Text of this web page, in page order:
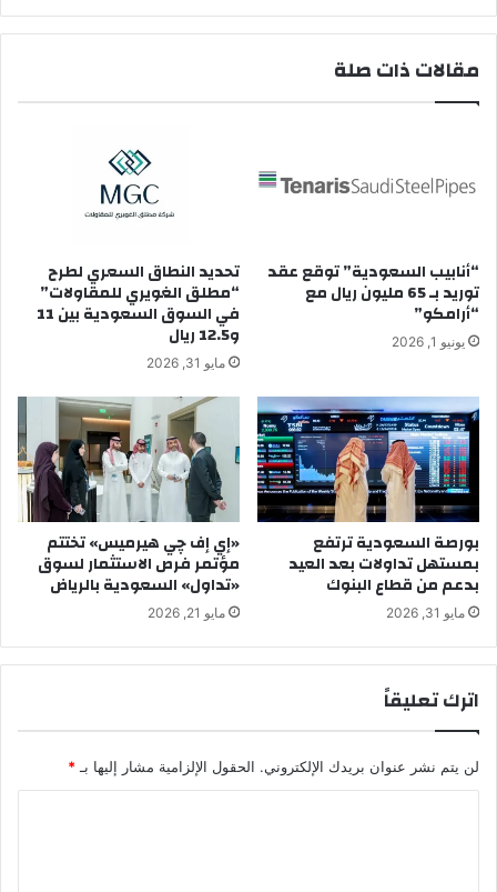
مقالات ذات صلة
“أنابيب السعودية” توقع عقد
توريد بـ 65 مليون ريال مع
“أرامكو”
يونيو 1, 2026
تحديد النطاق السعري لطرح
“مطلق الغويري للمقاولات”
في السوق السعودية بين 11
و12.5 ريال
مايو 31, 2026
بورصة السعودية ترتفع
بمستهل تداولات بعد العيد
بدعم من قطاع البنوك
مايو 31, 2026
«إي إف چي هيرميس» تختتم
مؤتمر فرص الاستثمار لسوق
«تداول» السعودية بالرياض
مايو 21, 2026
اترك تعليقاً
لن يتم نشر عنوان بريدك الإلكتروني. الحقول الإلزامية مشار إليها بـ *